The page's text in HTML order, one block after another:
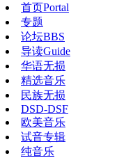
首页Portal
专题
论坛BBS
导读Guide
华语无损
精选音乐
民族无损
DSD-DSF
欧美音乐
试音专辑
纯音乐